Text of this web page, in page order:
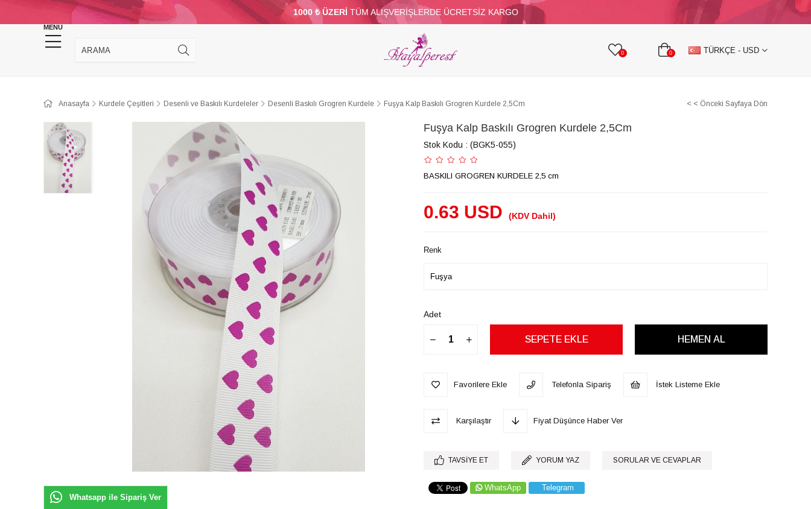
1000 ₺ ÜZERİ TÜM ALIŞVERİŞLERDE ÜCRETSİZ KARGO
MENU
0 0 TÜRKÇE - USD
KINA DÜĞÜN MALZEMELERİ TAKI MALZEMELERİ PARTİ VE SÜS MALZEMELERİ TÜY BONCUKLAR TAŞLI TEKSTİL AKSESUARLARI
TOPTAN DİĞER
Anasayfa Kurdele Çeşitleri Desenli ve Baskılı Kurdeleler Desenli Baskılı Grogren Kurdele Fuşya Kalp Baskılı Grogren Kurdele 2,5Cm < < Önceki Sayfaya Dön
Whatsapp ile Sipariş Ver
Fuşya Kalp Baskılı Grogren Kurdele 2,5Cm
Stok Kodu (BGK5-055)
BASKILI GROGREN KURDELE 2,5 cm
0.63 USD (KDV Dahil)
Renk
Adet
Favorilere Ekle Telefonla Sipariş İstek Listeme Ekle
Karşılaştır Fiyat Düşünce Haber Ver
TAVSIYE ET YORUM YAZ SORULAR VE CEVAPLAR
WhatsApp Telegram